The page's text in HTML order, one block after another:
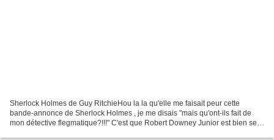
Sherlock Holmes de Guy RitchieHou la la qu'elle me faisait peur cette
bande-annonce de Sherlock Holmes , je me disais "mais qu'ont-ils fait de
mon détective flegmatique?!!!" C'est que Robert Downey Junior est bien sexy